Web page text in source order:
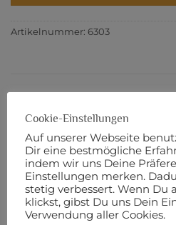
Artikelnummer: 6303
PRODUKTSICHERHEIT
Batik
110 cm Breite
Cookie-Einstellungen
Auf unserer Webseite
Dir eine bestmögliche
indem wir uns Deine
Einstellungen merken.
stetig verbessert. Wenn Du
klickst, gibst Du uns Dein
Verwendung aller Cookies.